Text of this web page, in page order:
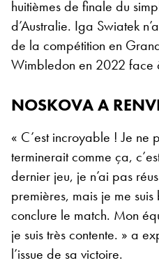
huitièmes de finale du
d’Australie. Iga Swiatek
de la compétition en
Wimbledon en 2022 face
NOSKOVA A
« C’est incroyable ! Je ne
terminerait comme ça,
dernier jeu, je n’ai pas
premières, mais je me
conclure le match. Mon
je suis très contente. » a
l’issue de sa victoire.